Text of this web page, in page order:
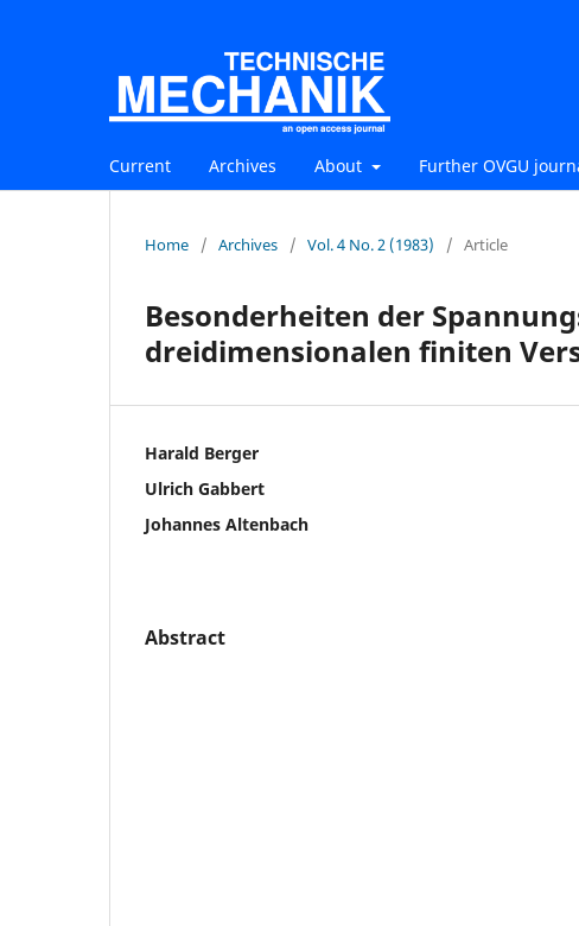
Current Archives About Further OVGU
Home / Archives / Vol. 4 No. 2 (1983) / Article
Besonderheiten der
dreidimensionalen finiten
Harald Berger
Ulrich Gabbert
Johannes Altenbach
Abstract